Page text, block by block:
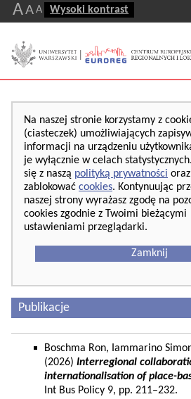
AA A Wysoki kontrast
Na naszej stronie korzystamy z
(ciasteczek) umożliwiających
informacji na urządzeniu
je wyłącznie w celach
się z naszą polityką prywatności
zablokować cookies. Kontynuując
naszej strony wyrażasz zgodę na
cookies zgodnie z Twoimi bieżącymi
ustawieniami przeglądarki.
Zamknij
Publikacje
Boschma Ron, Iammarino
(2026) Interregional
internationalisation of place-
Int Bus Policy 9, pp. 211–232.